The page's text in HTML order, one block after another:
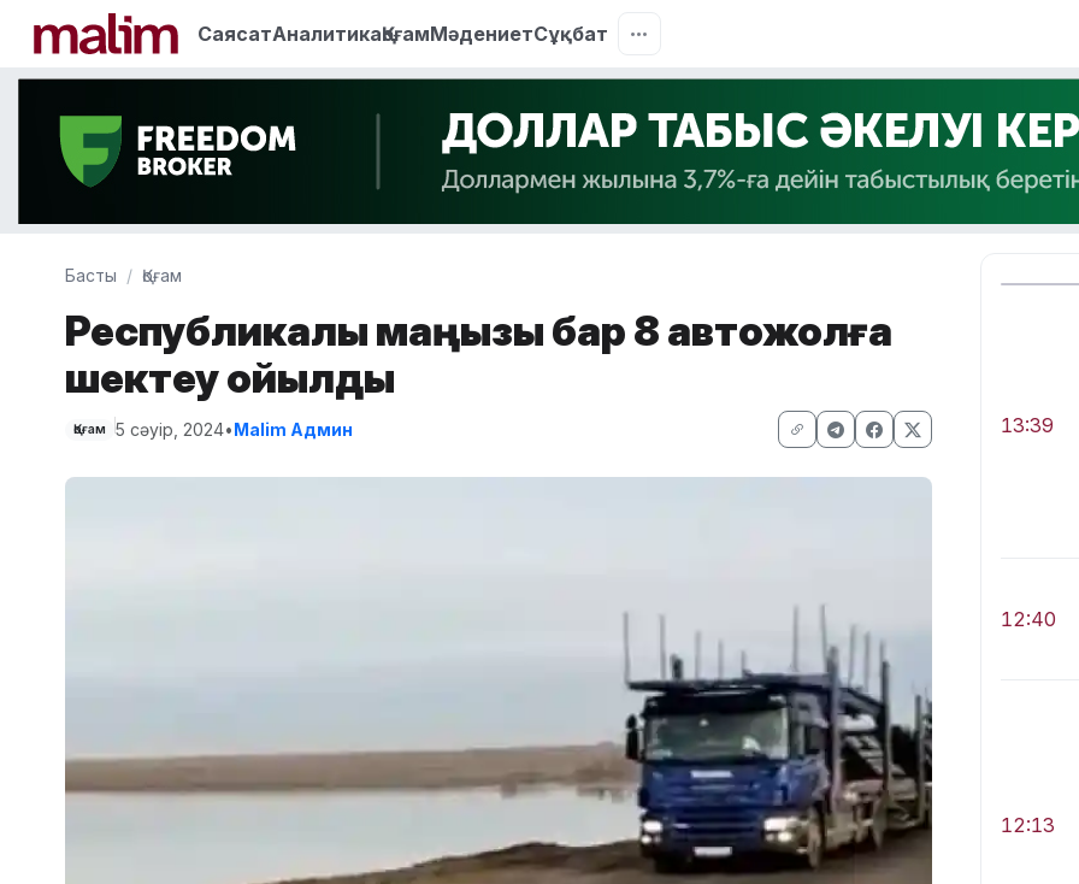
СаясатАналитикаҚоғамМәдениетСұқбат
Басты Қоғам
Республикалық маңызы бар 8 автожолға
шектеу қойылды
Қоғам 5 сәуір, 2024•Malim Админ 13:39
12:40
12:13